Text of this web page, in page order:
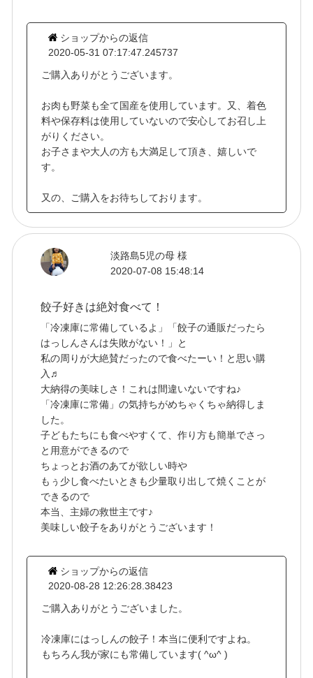
ショップからの返信
2020-05-31 07:17:47.245737
ご購入ありがとうございます。
お肉も野菜も全て国産を使用しています。又、着色
料や保存料は使用していないので安心してお召し上
がりください。
お子さまや大人の方も大満足して頂き、嬉しいで
す。
又の、ご購入をお待ちしております。
淡路島5児の母 様
2020-07-08 15:48:14
餃子好きは絶対食べて！
「冷凍庫に常備しているよ」「餃子の通販だったら
はっしんさんは失敗がない！」と
私の周りが大絶賛だったので食べたーい！と思い購
入♬
大納得の美味しさ！これは間違いないですね♪
「冷凍庫に常備」の気持ちがめちゃくちゃ納得しま
した。
子どもたちにも食べやすくて、作り方も簡単でさっ
と用意ができるので
ちょっとお酒のあてが欲しい時や
もぅ少し食べたいときも少量取り出して焼くことが
できるので
本当、主婦の救世主です♪
美味しい餃子をありがとうございます！
ショップからの返信
2020-08-28 12:26:28.38423
ご購入ありがとうございました。
冷凍庫にはっしんの餃子！本当に便利ですよね。
もちろん我が家にも常備しています( ^ω^ )